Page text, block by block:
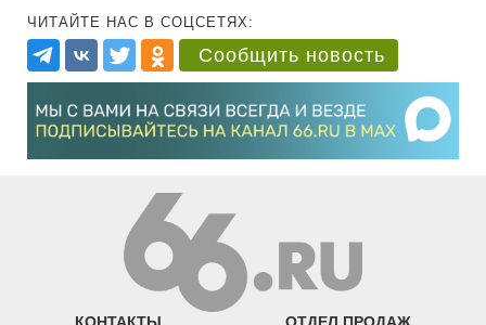
ЧИТАЙТЕ НАС В СОЦСЕТЯХ:
Сообщить новость
КОНТАКТЫ ОТДЕЛ ПРОДАЖ